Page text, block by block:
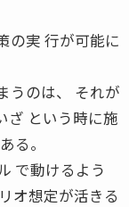
の実 行が可能に
うのは、 それが
ざ という時に施
る。
で動けるよう
オ想定が活きる